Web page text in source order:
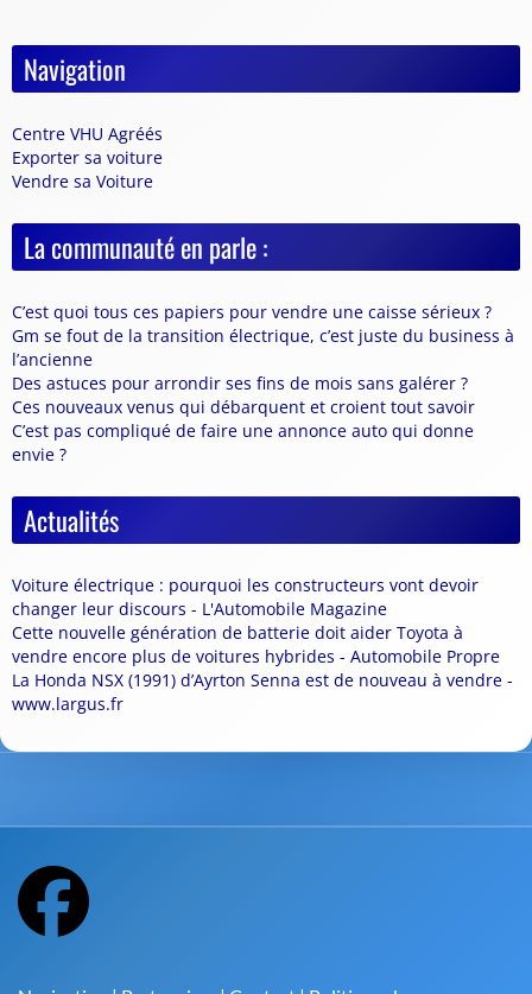
Navigation
Centre VHU Agréés
Exporter sa voiture
Vendre sa Voiture
La communauté en parle :
C’est quoi tous ces papiers pour vendre une caisse sérieux ?
Gm se fout de la transition électrique, c’est juste du business à
l’ancienne
Des astuces pour arrondir ses fins de mois sans galérer ?
Ces nouveaux venus qui débarquent et croient tout savoir
C’est pas compliqué de faire une annonce auto qui donne
envie ?
Actualités
Voiture électrique : pourquoi les constructeurs vont devoir
changer leur discours - L'Automobile Magazine
Cette nouvelle génération de batterie doit aider Toyota à
vendre encore plus de voitures hybrides - Automobile Propre
La Honda NSX (1991) d’Ayrton Senna est de nouveau à vendre -
www.largus.fr